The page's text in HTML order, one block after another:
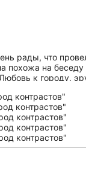
рады, что
похожа на
к городу,